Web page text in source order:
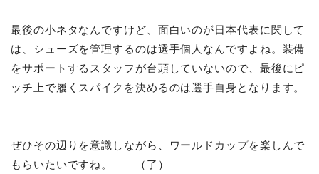
最後の小ネタなんですけど、面白いのが日本代表に関して
は、シューズを管理するのは選手個人なんですよね。装備
をサポートするスタッフが台頭していないので、最後にピ
ッチ上で履くスパイクを決めるのは選手自身となります。
ぜひその辺りを意識しながら、ワールドカップを楽しんで
もらいたいですね。 （了）